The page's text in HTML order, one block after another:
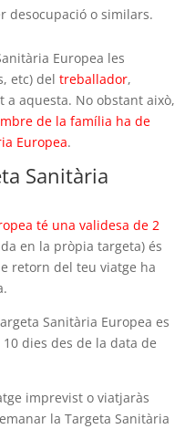
desocupació o similars.
Europea les
etc) del treballador,
aquesta. No obstant això,
de la família ha de
Europea.
Sanitària
té una validesa de 2
en la pròpia targeta) és
retorn del teu viatge ha
Sanitària Europea es
dies des de la data de
imprevist o viatjaràs
la Targeta Sanitària